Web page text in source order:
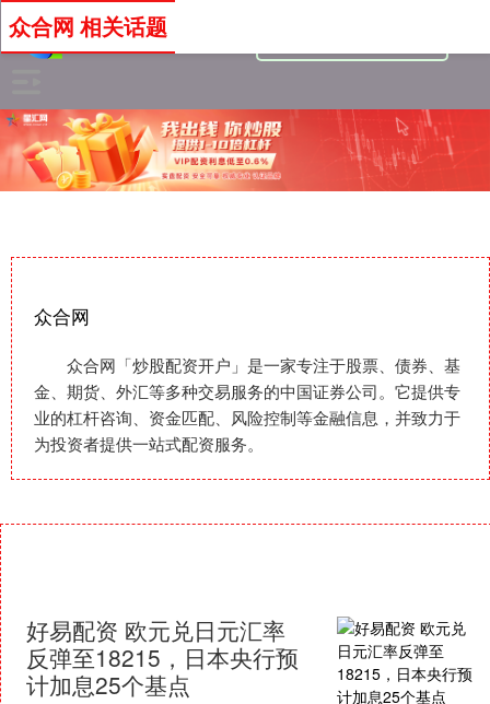
众合网
众合网「炒股配资开户」是一家专注于股票、债券、基
金、期货、外汇等多种交易服务的中国证券公司。它提供专
业的杠杆咨询、资金匹配、风险控制等金融信息，并致力于
为投资者提供一站式配资服务。
众合网 相关话题
好易配资 欧元兑日元汇率
反弹至18215，日本央行预
计加息25个基点